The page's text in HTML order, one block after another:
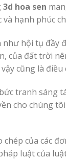
hoa sen
hạnh phúc
hội tụ đầy
của đất trời
cũng là điều
tranh sáng
cho chúng
của các
luật của